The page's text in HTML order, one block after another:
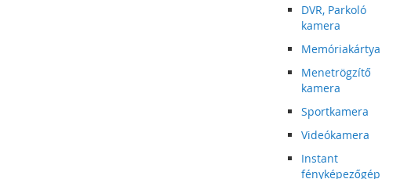
DVR, Parkoló
kamera
Memóriakártya
Menetrögzítő
kamera
Sportkamera
Videókamera
Instant
fényképezőgép